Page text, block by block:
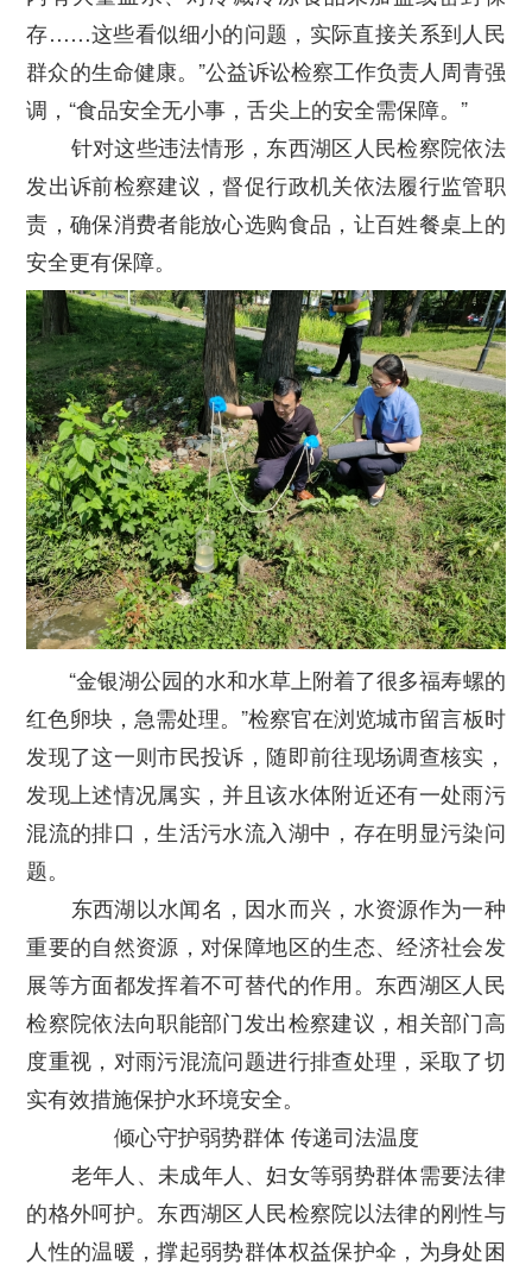
存……这些看似细小的问题，实际直接关系到人民
群众的生命健康。”公益诉讼检察工作负责人周青强
调，“食品安全无小事，舌尖上的安全需保障。”
针对这些违法情形，东西湖区人民检察院依法
发出诉前检察建议，督促行政机关依法履行监管职
责，确保消费者能放心选购食品，让百姓餐桌上的
安全更有保障。
“金银湖公园的水和水草上附着了很多福寿螺的
红色卵块，急需处理。”检察官在浏览城市留言板时
发现了这一则市民投诉，随即前往现场调查核实，
发现上述情况属实，并且该水体附近还有一处雨污
混流的排口，生活污水流入湖中，存在明显污染问
题。
东西湖以水闻名，因水而兴，水资源作为一种
重要的自然资源，对保障地区的生态、经济社会发
展等方面都发挥着不可替代的作用。东西湖区人民
检察院依法向职能部门发出检察建议，相关部门高
度重视，对雨污混流问题进行排查处理，采取了切
实有效措施保护水环境安全。
倾心守护弱势群体 传递司法温度
老年人、未成年人、妇女等弱势群体需要法律
的格外呵护。东西湖区人民检察院以法律的刚性与
人性的温暖，撑起弱势群体权益保护伞，为身处困